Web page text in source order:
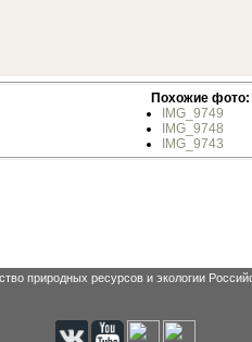
Похожие фото:
IMG_9749
IMG_9748
IMG_9743
природных ресурсов и экологии